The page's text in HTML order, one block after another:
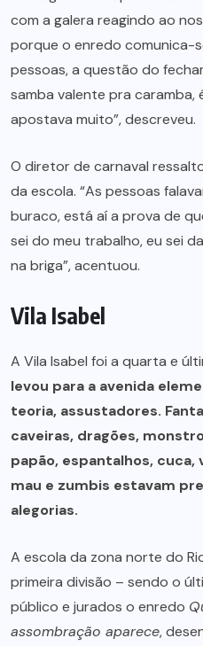
com a galera reagindo ao
porque o enredo comunica-
pessoas, a questão do
samba valente pra caramba,
apostava muito”, descreveu.
O diretor de carnaval
da escola. “As pessoas
buraco, está aí a prova de
sei do meu trabalho, eu sei
na briga”, acentuou.
Vila Isabel
A Vila Isabel foi a quarta e
levou para a avenida
teoria, assustadores.
caveiras, dragões,
papão, espantalhos, cuca,
mau e zumbis estavam
alegorias.
A escola da zona norte do
primeira divisão – sendo o
público e jurados o enredo
assombração aparece,